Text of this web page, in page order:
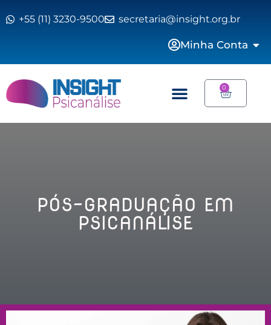
+55 (11) 3230-9500 secretaria@insight.org.br
Minha Conta
0
PÓS-GRADUAÇÃO EM
PSICANÁLISE